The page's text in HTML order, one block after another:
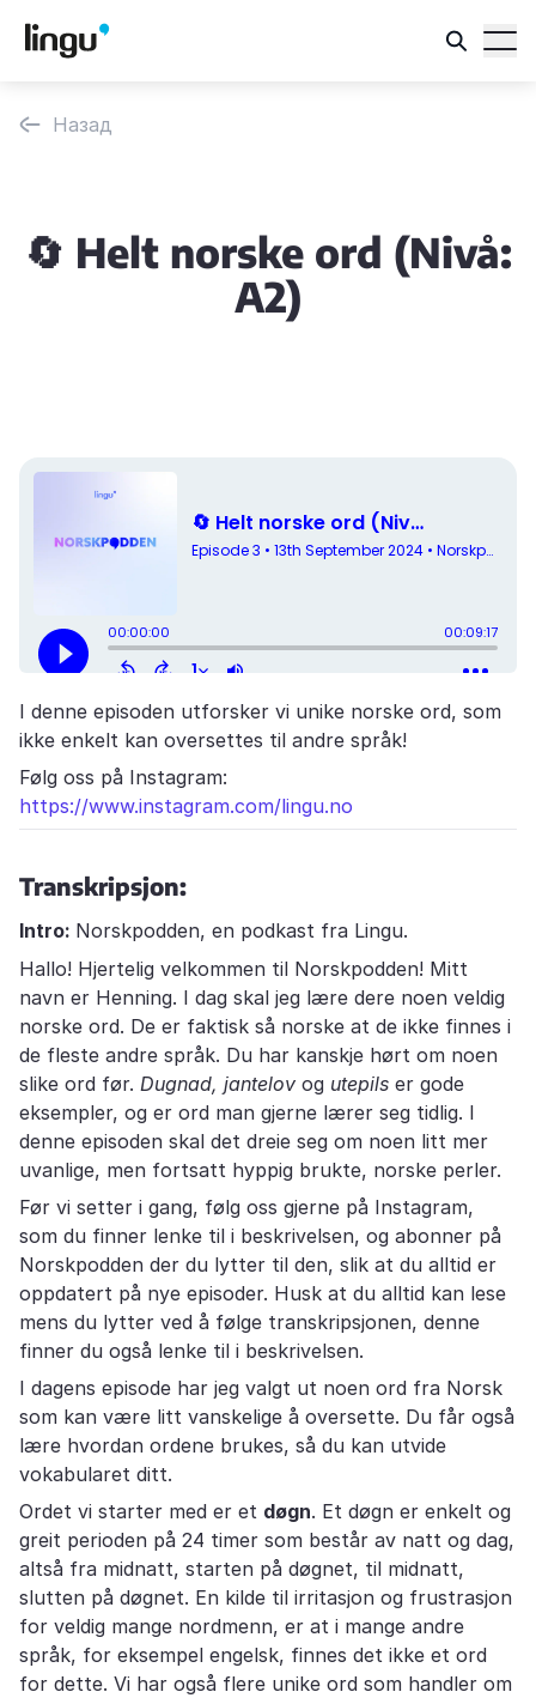
Назад
🔄 Helt norske ord (Nivå:
A2)
I denne episoden utforsker vi unike norske ord, som
ikke enkelt kan oversettes til andre språk!
Følg oss på Instagram:
https://www.instagram.com/lingu.no
Transkripsjon:
Intro: Norskpodden, en podkast fra Lingu.
Hallo! Hjertelig velkommen til Norskpodden! Mitt
navn er Henning. I dag skal jeg lære dere noen veldig
norske ord. De er faktisk så norske at de ikke finnes i
de fleste andre språk. Du har kanskje hørt om noen
slike ord før. Dugnad, jantelov og utepils er gode
eksempler, og er ord man gjerne lærer seg tidlig. I
denne episoden skal det dreie seg om noen litt mer
uvanlige, men fortsatt hyppig brukte, norske perler.
Før vi setter i gang, følg oss gjerne på Instagram,
som du finner lenke til i beskrivelsen, og abonner på
Norskpodden der du lytter til den, slik at du alltid er
oppdatert på nye episoder. Husk at du alltid kan lese
mens du lytter ved å følge transkripsjonen, denne
finner du også lenke til i beskrivelsen.
I dagens episode har jeg valgt ut noen ord fra Norsk
som kan være litt vanskelige å oversette. Du får også
lære hvordan ordene brukes, så du kan utvide
vokabularet ditt.
Ordet vi starter med er et døgn. Et døgn er enkelt og
greit perioden på 24 timer som består av natt og dag,
altså fra midnatt, starten på døgnet, til midnatt,
slutten på døgnet. En kilde til irritasjon og frustrasjon
for veldig mange nordmenn, er at i mange andre
språk, for eksempel engelsk, finnes det ikke et ord
for dette. Vi har også flere unike ord som handler om